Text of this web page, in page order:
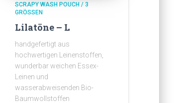
SCRAPY WASH POUCH / 3
GRÖSSEN
Lilatöne – L
handgefertigt aus
hochwertigen Leinenstoffen,
wunderbar weichen Essex-
Leinen und
wasserabweisenden Bio-
Baumwollstoffen